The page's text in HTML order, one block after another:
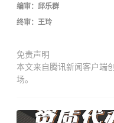
编审：邱乐群
终审：王玲
免责声明
本文来自腾讯新闻客户端
场。